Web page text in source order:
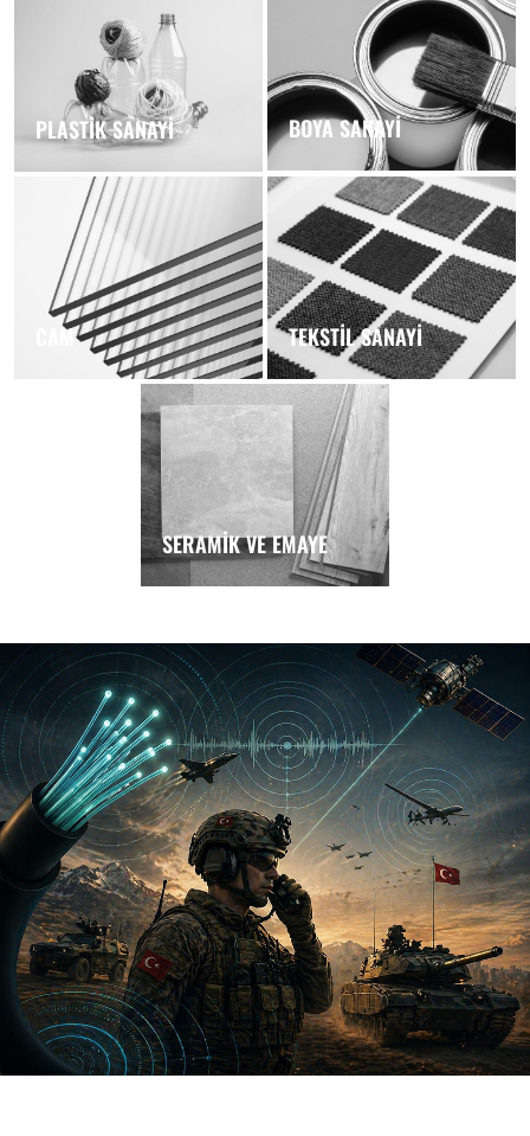
PLASTİK SANAYİ BOYA SANAYİ
CAM TEKSTİL SANAYİ
SERAMİK VE EMAYE